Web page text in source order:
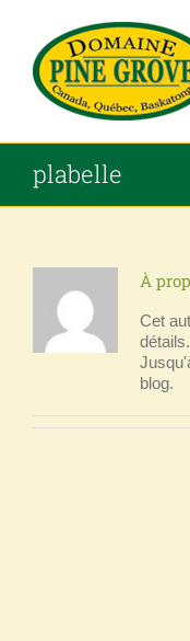
contenu
plabelle
À
Cet
détails.
blog.